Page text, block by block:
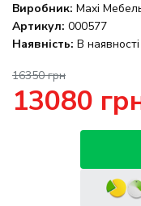
Виробник: Maxi
Артикул: 000577
Наявність: В наявності
16350 грн
13080